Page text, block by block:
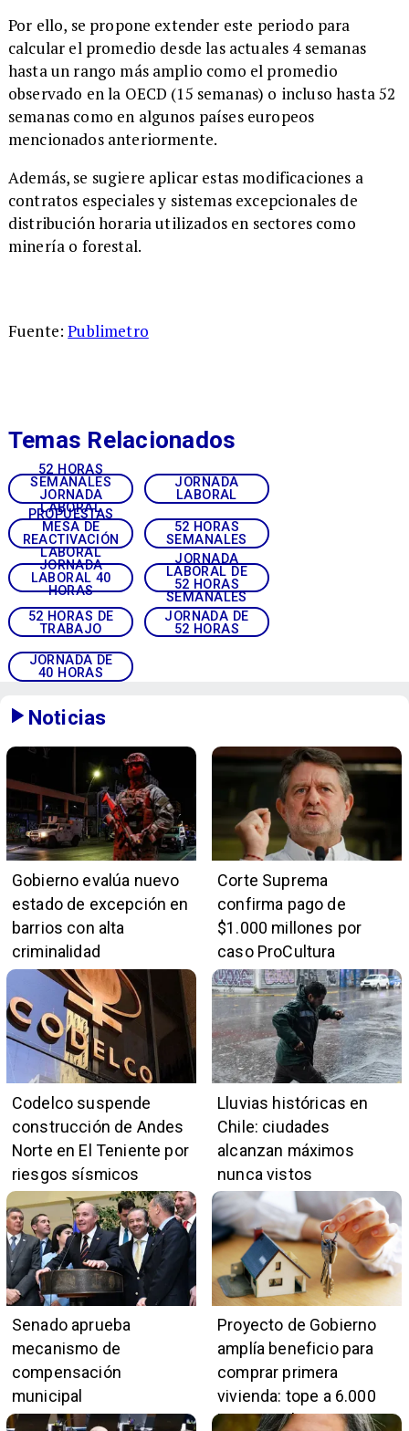
Por ello, se propone extender este periodo para
calcular el promedio desde las actuales 4 semanas
hasta un rango más amplio como el promedio
observado en la OECD (15 semanas) o incluso hasta 52
semanas como en algunos países europeos
mencionados anteriormente.
Además, se sugiere aplicar estas modificaciones a
contratos especiales y sistemas excepcionales de
distribución horaria utilizados en sectores como
minería o forestal.
Fuente:Publimetro
52 HORAS
SEMANALES
JORNADA
LABORAL
JORNADA
LABORAL
PROPUESTAS
MESA DE
REACTIVACIÓN
LABORAL
52 HORAS
SEMANALES
JORNADA
LABORAL 40
HORAS
JORNADA
LABORAL DE
52 HORAS
SEMANALES
52 HORAS DE
TRABAJO
JORNADA DE
52 HORAS
JORNADA DE
40 HORAS
Temas Relacionados
Noticias
Gobierno evalúa nuevo
estado de excepción en
barrios con alta
criminalidad
Corte Suprema
confirma pago de
$1.000 millones por
caso ProCultura
Codelco suspende
construcción de Andes
Norte en El Teniente por
riesgos sísmicos
Lluvias históricas en
Chile: ciudades
alcanzan máximos
nunca vistos
Senado aprueba
mecanismo de
compensación
municipal
Proyecto de Gobierno
amplía beneficio para
comprar primera
vivienda: tope a 6.000
UF y 30 mil cupos